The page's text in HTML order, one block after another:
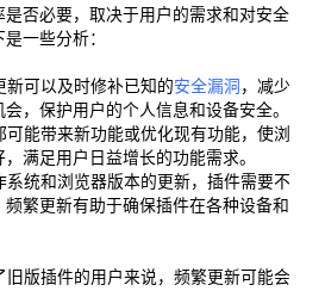
是否必要，取决于用户的需求和对安全
一些分析：
新可以及时修补已知的安全漏洞 ，减少
，保护用户的个人信息和设备安全。
能带来新功能或优化现有功能，使浏
满足用户日益增长的功能需求。
系统和浏览器版本的更新，插件需要不
繁更新有助于确保插件在各种设备和
旧版插件的用户来说，频繁更新可能会